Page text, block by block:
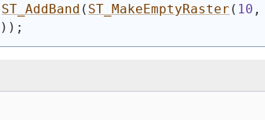
ST_AddBand ( ST_MakeEmptyRaster ( 10 ,
) ) ;